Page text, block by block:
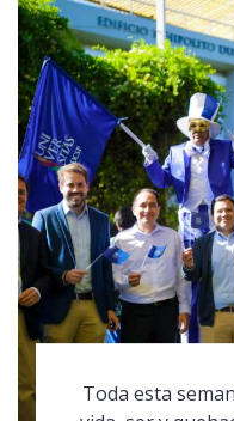
Toda esta